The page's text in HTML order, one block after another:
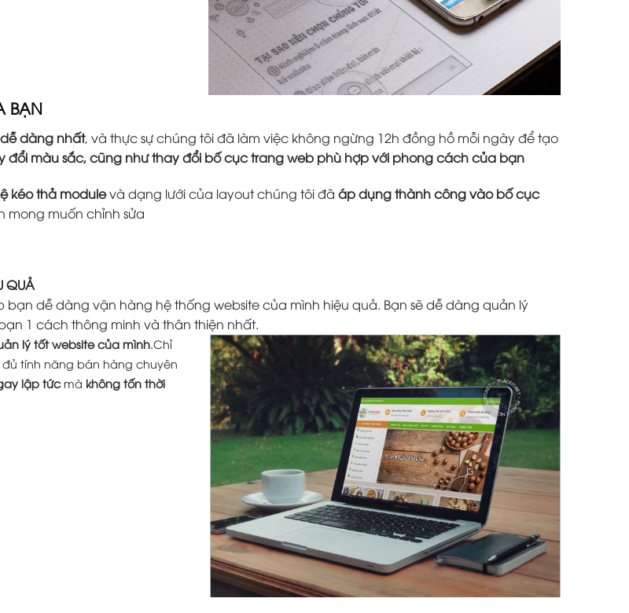
BẠN
dàng nhất, và thực sự chúng tôi đã làm việc không ngừng 12h đồng hồ mỗi ngày để tạo
đổi màu sắc, cũng như thay đổi bố cục trang web phù hợp với phong cách của bạn
kéo thả modulevà dạng lưới của layout chúng tôi đã áp dụng thành công vào bố cục
mong muốn chỉnh sửa
QUẢ
bạn dễ dàng vận hàng hệ thống website của mình hiệu quả. Bạn sẽ dễ dàng quản lý
1 cách thông minh và thân thiện nhất.
lý tốt website của mình.Chỉ
tính năng bán hàng chuyên
lập tứcmà không tốn thời